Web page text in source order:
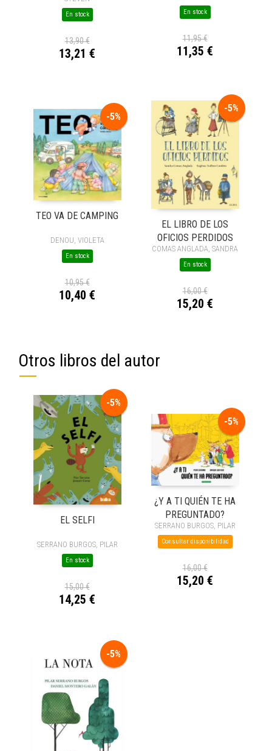
En stock
13,90 €
13,21 €
En stock
11,95 €
11,35 €
-5%
TEO VA DE CAMPING
DENOU, VIOLETA
En stock
10,95 €
10,40 €
-5%
EL LIBRO DE LOS
OFICIOS PERDIDOS
COMAS ANGLADA, SANDRA
En stock
16,00 €
15,20 €
Otros libros del autor
-5%
EL SELFI
SERRANO BURGOS, PILAR
En stock
15,00 €
14,25 €
-5%
¿Y A TI QUIÉN TE HA
PREGUNTADO?
SERRANO BURGOS, PILAR
Consultar disponibilidad
16,00 €
15,20 €
-5%